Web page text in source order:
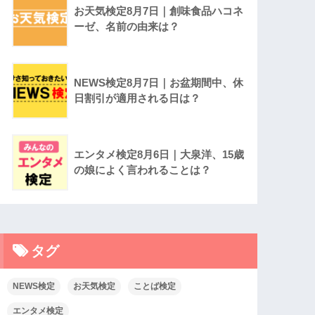
お天気検定8月7日｜創味食品ハコネ
ーゼ、名前の由来は？
NEWS検定8月7日｜お盆期間中、休
日割引が適用される日は？
エンタメ検定8月6日｜大泉洋、15歳
の娘によく言われることは？
タグ
NEWS検定 お天気検定 ことば検定
エンタメ検定